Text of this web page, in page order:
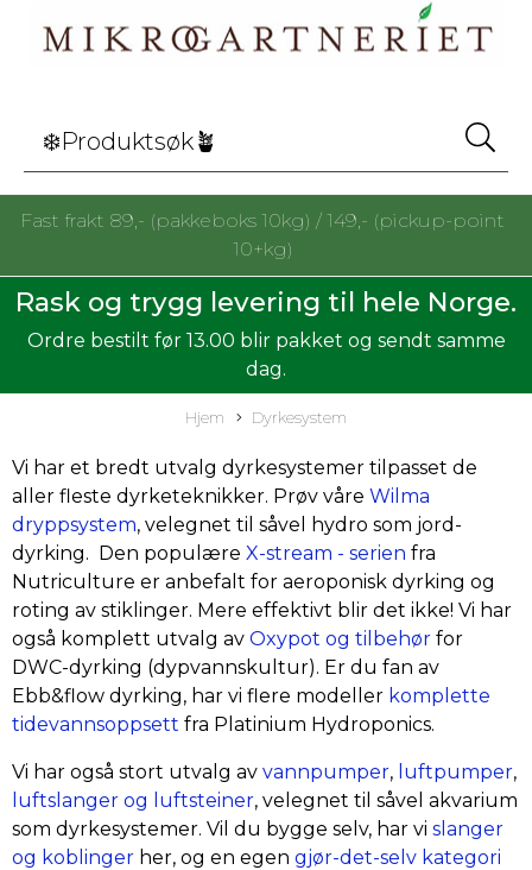
Fast frakt 89,- (pakkeboks 10kg) / 149,- (pickup-point
10+kg)
Rask og trygg levering til hele Norge.
Ordre bestilt før 13.00 blir pakket og sendt samme
dag.
Hjem Dyrkesystem
Vi har et bredt utvalg dyrkesystemer tilpasset de
aller fleste dyrketeknikker. Prøv våre Wilma
dryppsystem, velegnet til såvel hydro som jord-
dyrking. Den populære X-stream - serien fra
Nutriculture er anbefalt for aeroponisk dyrking og
roting av stiklinger. Mere effektivt blir det ikke! Vi har
også komplett utvalg av Oxypot og tilbehør for
DWC-dyrking (dypvannskultur). Er du fan av
Ebb&flow dyrking, har vi flere modeller komplette
tidevannsoppsett fra Platinium Hydroponics.
Vi har også stort utvalg av vannpumper, luftpumper,
luftslanger og luftsteiner, velegnet til såvel akvarium
som dyrkesystemer. Vil du bygge selv, har vi slanger
og koblinger her, og en egen gjør-det-selv kategori